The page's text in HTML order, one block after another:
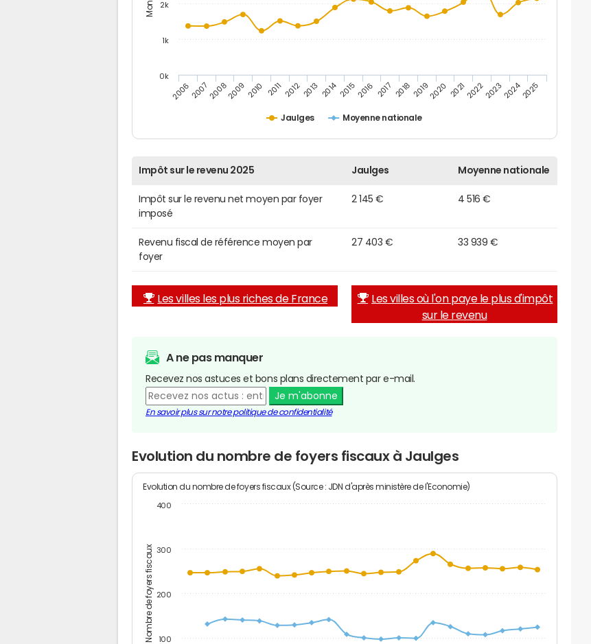
Jaulges Moyenne nationale
20062007200820092010 2011 20122013 201420152016 2017 201820192020 20212022202320242025
0k
1k
2k
Impôt sur le revenu 2025 Jaulges Moyenne nationale
Impôt sur le revenu net moyen par foyer
imposé
2 145 € 4 516 €
Revenu fiscal de référence moyen par
foyer
27 403 € 33 939 €
Les villes les plus riches de France
Les villes où l'on paye le plus d'impôt
sur le revenu
A ne pas manquer
Recevez nos astuces et bons plans directement par e-mail.
Je m'abonne
En savoir plus sur notre politique de confidentialité
Evolution du nombre de foyers fiscaux à Jaulges
Nombre de foyers fiscaux
Evolution du nombre de foyers fiscaux (Source : JDN d'après ministère de l'Economie)
100
200
300
400